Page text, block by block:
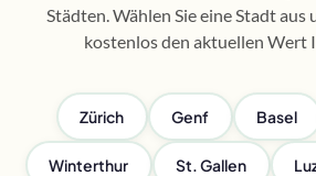
Städten. Wählen Sie eine Stadt aus
kostenlos den aktuellen Wert
Zürich Genf Basel
Winterthur St. Gallen